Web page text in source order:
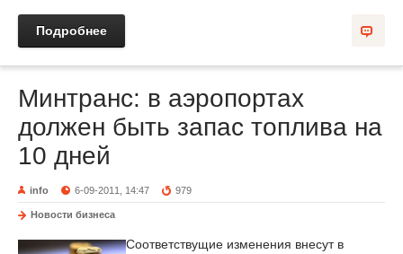
Подробнее
Минтранс: в аэропортах
должен быть запас топлива на
10 дней
info 6-09-2011, 14:47 979
Новости бизнеса
Соответствущие изменения внесут в